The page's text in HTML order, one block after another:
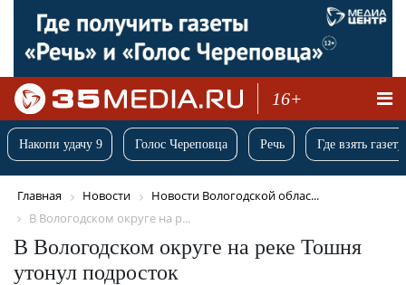
16+
Накопи удачу 9 Голос Череповца Речь Где взять
Главная Новости
Новости Вологодской облас...
В Вологодском округе на р...
В Вологодском округе на реке Тошня
утонул подросток